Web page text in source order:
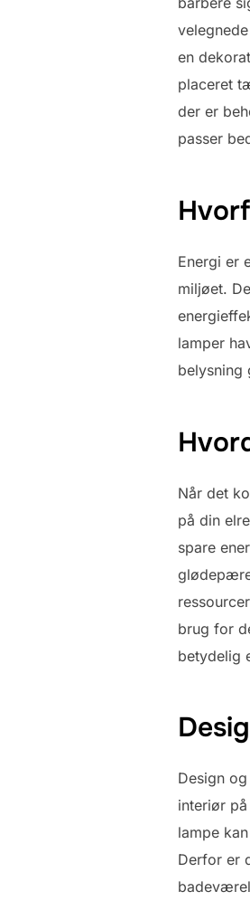
en
placeret
der er
passer
Energi er
miljøet.
lamper
belysning
Når det
på din
spare
brug for
betydelig
Design
interiør
lampe
Derfor er